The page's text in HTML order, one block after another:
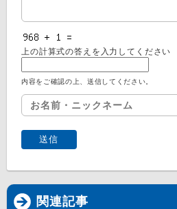
上の計算式の答えを入力してください
内容をご確認の上、送信してください。
関連記事